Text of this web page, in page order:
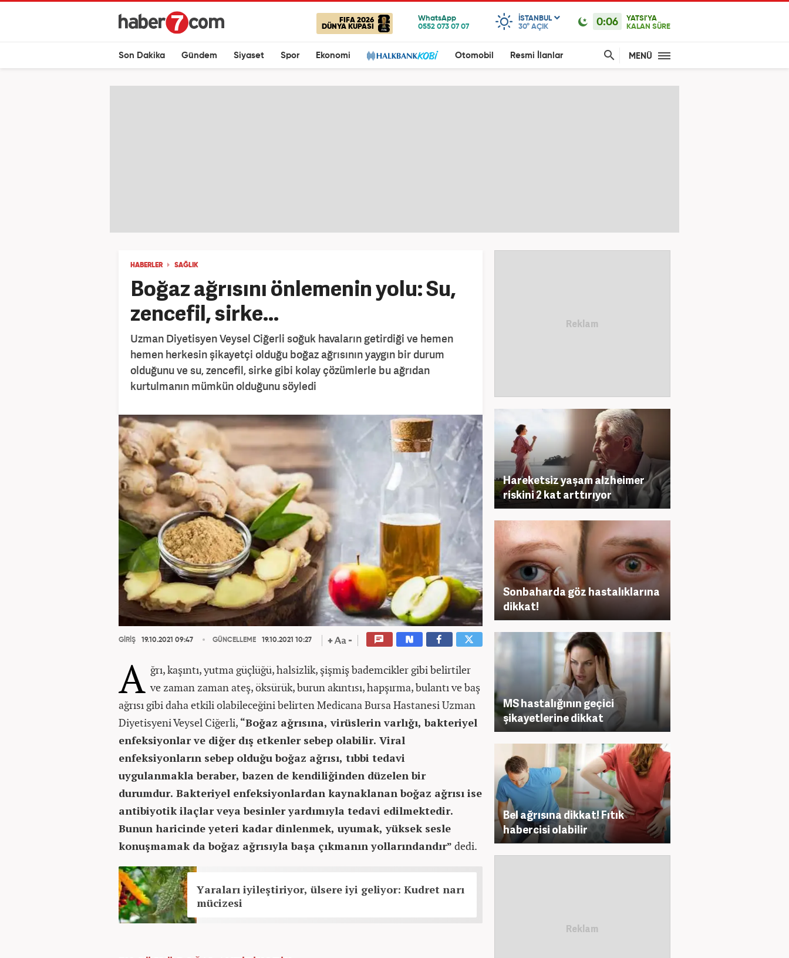
FIFA 2026
DÜNYA KUPASI
ISTANBUL
30° AÇIK 0:06
YATSI'YA
KALAN SÜRE
Son Dakika Gündem Siyaset Spor Ekonomi Otomobil Resmi İlanlar MENÜ
HABERLER SAĞLIK
Boğaz ağrısını önlemenin yolu: Su,
zencefil, sirke...
Uzman Diyetisyen Veysel Ciğerli soğuk havaların getirdiği ve hemen
hemen herkesin şikayetçi olduğu boğaz ağrısının yaygın bir durum
olduğunu ve su, zencefil, sirke gibi kolay çözümlerle bu ağrıdan
kurtulmanın mümkün olduğunu söyledi
GİRİŞ 19.10.2021 09:47 GÜNCELLEME 19.10.2021 10:27
A ğrı, kaşıntı, yutma güçlüğü, halsizlik, şişmiş bademcikler gibi belirtiler
ve zaman zaman ateş, öksürük, burun akıntısı, hapşırma, bulantı ve baş
ağrısı gibi daha etkili olabileceğini belirten Medicana Bursa Hastanesi Uzman
Diyetisyeni Veysel Ciğerli, “Boğaz ağrısına, virüslerin varlığı, bakteriyel
enfeksiyonlar ve diğer dış etkenler sebep olabilir. Viral
enfeksiyonların sebep olduğu boğaz ağrısı, tıbbi tedavi
uygulanmakla beraber, bazen de kendiliğinden düzelen bir
durumdur. Bakteriyel enfeksiyonlardan kaynaklanan boğaz ağrısı ise
antibiyotik ilaçlar veya besinler yardımıyla tedavi edilmektedir.
Bunun haricinde yeteri kadar dinlenmek, uyumak, yüksek sesle
konuşmamak da boğaz ağrısıyla başa çıkmanın yollarındandır” dedi.
Yaraları iyileştiriyor, ülsere iyi geliyor: Kudret narı
mücizesi
Hareketsiz yaşam alzheimer
riskini 2 kat arttırıyor
Sonbaharda göz hastalıklarına
dikkat!
MS hastalığının geçici
şikayetlerine dikkat
Bel ağrısına dikkat! Fıtık
habercisi olabilir